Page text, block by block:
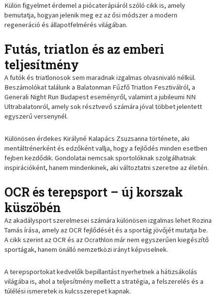
Külön figyelmet érdemel a piócaterápiáról szóló cikk is, amely
bemutatja, hogyan jelenik meg ez az ősi módszer a modern
regeneráció és állapotfelmérés világában.
Futás, triatlon és az emberi
teljesítmény
A futók és triatlonosok sem maradnak izgalmas olvasnivaló nélkül.
Beszámolókat találunk a Balatonman Fűzfő Triatlon Fesztiválról, a
Generali Night Run Budapest eseményről, valamint a jubileumi NN
Ultrabalatonról, amely sok résztvevő számára jóval többet jelentett
egyszerű versenynél.
Különösen érdekes Királyné Kalapács Zsuzsanna története, aki
mentáltrénerként és edzőként vallja, hogy a fejlődés minden esetben
fejben kezdődik. Gondolatai nemcsak sportolóknak szolgálhatnak
inspirációként, hanem mindenkinek, aki változtatni szeretne az életén.
OCR és terepsport – új korszak
küszöbén
Az akadálysport szerelmesei számára különösen izgalmas lehet Rozina
Tamás írása, amely az OCR fejlődését és a sportág jövőjét mutatja be.
A cikk szerint az OCR és az Ocrathlon már nem egyszerűen kiegészítő
sportágak, hanem önálló nemzetközi irányt képviselnek.
A terepsportokat kedvelők bepillantást nyerhetnek a hátizsákolás
világába is, ahol a teljesítmény mellett a stratégia, a felszerelés és a
túlélési ismeretek is kulcsszerepet kapnak.